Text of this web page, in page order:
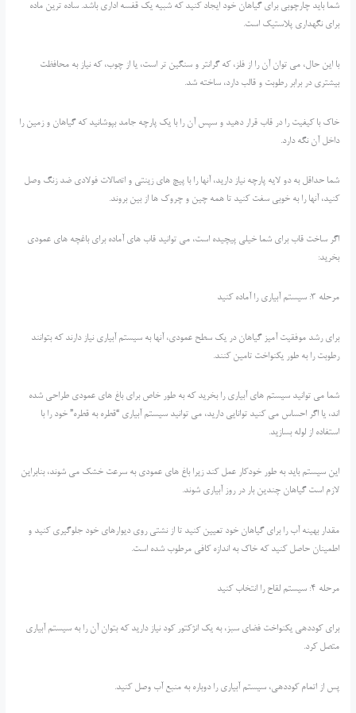
شما باید چارچوبی برای گیاهان خود ایجاد کنید که شبیه یک قفسه اداری باشد. ساده ترین ماده
برای نگهداری پلاستیک است.
با این حال، می توان آن را از فلز، که گرانتر و سنگین تر است، یا از چوب، که نیاز به محافظت
بیشتری در برابر رطوبت و قالب دارد، ساخته شد.
خاک با کیفیت را در قاب قرار دهید و سپس آن را با یک پارچه جامد بپوشانید که گیاهان و زمین را
داخل آن نگه دارد.
شما حداقل به دو لایه پارچه نیاز دارید، آنها را با پیچ های زینتی و اتصالات فولادی ضد زنگ وصل
کنید، آنها را به خوبی سفت کنید تا همه چین و چروک ها از بین بروند.
اگر ساخت قاب برای شما خیلی پیچیده است، می توانید قاب های آماده برای باغچه های عمودی
بخرید:
مرحله 3: سیستم آبیاری را آماده کنید
برای رشد موفقیت آمیز گیاهان در یک سطح عمودی، آنها به سیستم آبیاری نیاز دارند که بتوانند
رطوبت را به طور یکنواخت تامین کنند.
شما می توانید سیستم های آبیاری را بخرید که به طور خاص برای باغ های عمودی طراحی شده
اند، یا اگر احساس می کنید توانایی دارید، می توانید سیستم آبیاری “قطره به قطره” خود را با
استفاده از لوله بسازید.
این سیستم باید به طور خودکار عمل کند زیرا باغ های عمودی به سرعت خشک می شوند، بنابراین
لازم است گیاهان چندین بار در روز آبیاری شوند.
مقدار بهینه آب را برای گیاهان خود تعیین کنید تا از نشتی روی دیوارهای خود جلوگیری کنید و
اطمینان حاصل کنید که خاک به اندازه کافی مرطوب شده است.
مرحله 4: سیستم لقاح را انتخاب کنید
برای کوددهی یکنواخت فضای سبز، به یک انژکتور کود نیاز دارید که بتوان آن را به سیستم آبیاری
متصل کرد.
پس از اتمام کوددهی، سیستم آبیاری را دوباره به منبع آب وصل کنید.